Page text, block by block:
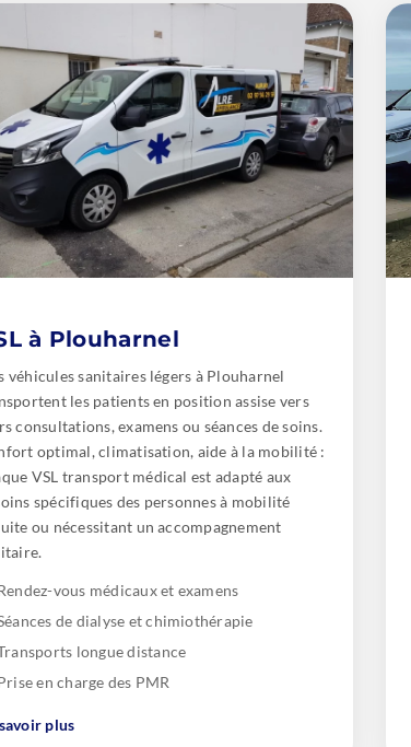
à Plouharnel
véhicules sanitaires légers à Plouharnel
les patients en position assise vers
consultations, examens ou séances de soins.
optimal, climatisation, aide à la mobilité :
VSL transport médical est adapté aux
spécifiques des personnes à mobilité
ou nécessitant un accompagnement
vous médicaux et examens
de dialyse et chimiothérapie
longue distance
en charge des PMR
plus